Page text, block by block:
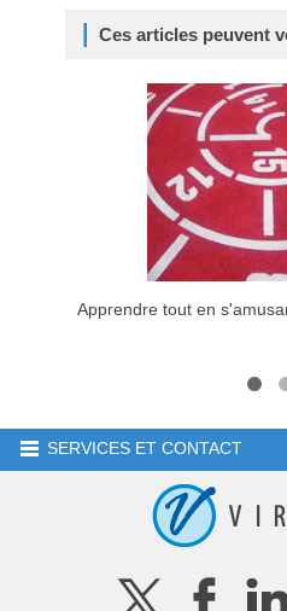
Ces articles peuvent
Apprendre tout en
SERVICES ET CONTACT